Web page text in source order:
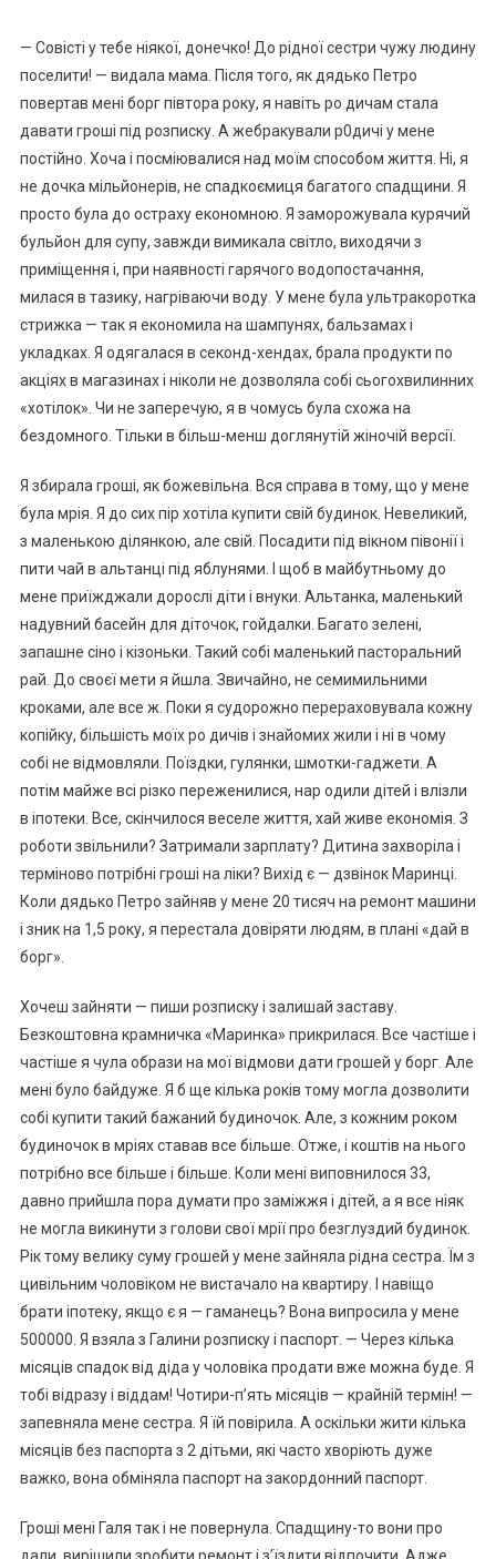
— Совісті у тебе ніякої, донечко! До рідної сестри чужу людину
поселити! — видала мама. Після того, як дядько Петро
повертав мені борг півтора року, я навіть ро дичам стала
давати гроші під розписку. А жебракували р0дичі у мене
постійно. Хоча і посміювалися над моїм способом життя. Ні, я
не дочка мільйонерів, не спадкоємиця багатого спадщини. Я
просто була до остраху економною. Я заморожувала курячий
бульйон для супу, завжди вимикала світло, виходячи з
приміщення і, при наявності гарячого водопостачання,
милася в тазику, нагріваючи воду. У мене була ультракоротка
стрижка — так я економила на шампунях, бальзамах і
укладках. Я одягалася в секонд-хендах, брала продукти по
акціях в магазинах і ніколи не дозволяла собі сьогохвилинних
«хотілок». Чи не заперечую, я в чомусь була схожа на
бездомного. Тільки в більш-менш доглянутій жіночій версії.
Я збирала гроші, як божевільна. Вся справа в тому, що у мене
була мрія. Я до сих пір хотіла купити свій будинок. Невеликий,
з маленькою ділянкою, але свій. Посадити під вікном півонії і
пити чай в альтанці під яблунями. І щоб в майбутньому до
мене приїжджали дорослі діти і внуки. Альтанка, маленький
надувний басейн для діточок, гойдалки. Багато зелені,
запашне сіно і кізоньки. Такий собі маленький пасторальний
рай. До своєї мети я йшла. Звичайно, не семимильними
кроками, але все ж. Поки я судорожно перераховувала кожну
копійку, більшість моїх ро дичів і знайомих жили і ні в чому
собі не відмовляли. Поїздки, гулянки, шмотки-гаджети. А
потім майже всі різко переженилися, нар одили дітей і влізли
в іпотеки. Все, скінчилося веселе життя, хай живе економія. З
роботи звільнили? Затримали зарплату? Дитина захворіла і
терміново потрібні гроші на ліки? Вихід є — дзвінок Маринці.
Коли дядько Петро зайняв у мене 20 тисяч на ремонт машини
і зник на 1,5 року, я перестала довіряти людям, в плані «дай в
борг».
Хочеш зайняти — пиши розписку і залишай заставу.
Безкоштовна крамничка «Маринка» прикрилася. Все частіше і
частіше я чула образи на мої відмови дати грошей у борг. Але
мені було байдуже. Я б ще кілька років тому могла дозволити
собі купити такий бажаний будиночок. Але, з кожним роком
будиночок в мріях ставав все більше. Отже, і коштів на нього
потрібно все більше і більше. Коли мені виповнилося 33,
давно прийшла пора думати про заміжжя і дітей, а я все ніяк
не могла викинути з голови свої мрії про безглуздий будинок.
Рік тому велику суму грошей у мене зайняла рідна сестра. Їм з
цивільним чоловіком не вистачало на квартиру. І навіщо
брати іпотеку, якщо є я — гаманець? Вона випросила у мене
500000. Я взяла з Галини розписку і паспорт. — Через кілька
місяців спадок від діда у чоловіка продати вже можна буде. Я
тобі відразу і віддам! Чотири-п’ять місяців — крайній термін! —
запевняла мене сестра. Я їй повірила. А оскільки жити кілька
місяців без паспорта з 2 дітьми, які часто хворіють дуже
важко, вона обміняла паспорт на закордонний паспорт.
Гроші мені Галя так і не повернула. Спадщину-то вони про